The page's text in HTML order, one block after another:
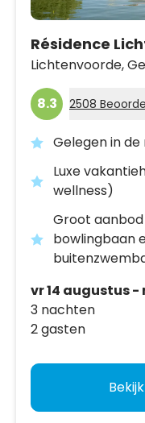
Résidence
Lichtenvoorde,
8.3 2508
Gelegen in
Luxe
wellness)
Groot
bowlingbaan
vr 14 augustus -
3 nachten
2 gasten